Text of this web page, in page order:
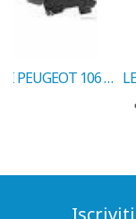
DEVIO TERGI PEUGEOT 106 6-'96-> COD.VALEO 251269